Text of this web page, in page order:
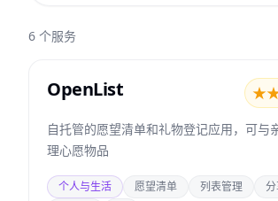
6 个服务
OpenList ★
自托管的愿望清单和礼物登记应用，可与
理心愿物品
个人与生活 愿望清单 列表管理